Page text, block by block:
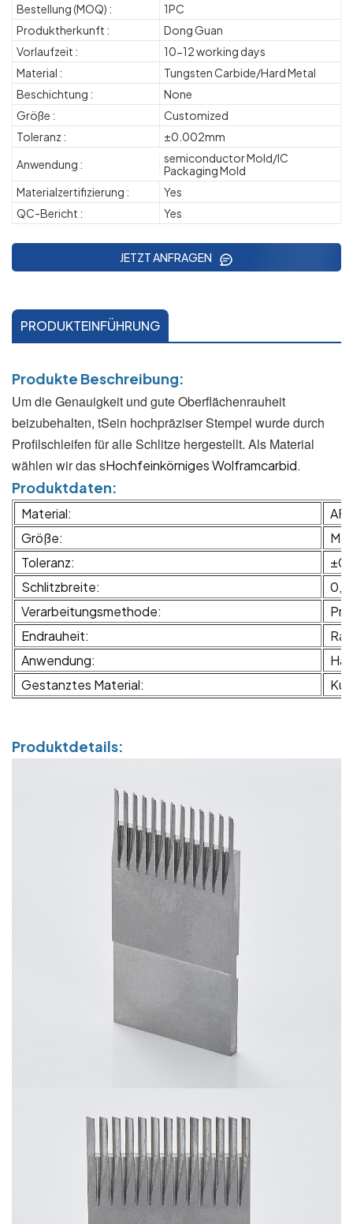
Bestellung (MOQ) :
1PC
Produktherkunft :
Dong Guan
Vorlaufzeit :
10-12 working days
Material :
Tungsten Carbide/Hard Metal
Beschichtung :
None
Größe :
Customized
Toleranz :
±0.002mm
Anwendung :
semiconductor Mold/IC
Packaging Mold
Materialzertifizierung :
Yes
QC-Bericht :
Yes
JETZT ANFRAGEN
PRODUKTEINFÜHRUNG
Produkte Beschreibung:
Um die Genauigkeit und gute Oberflächenrauheit
beizubehalten, tSein hochpräziser Stempel wurde durch
Profilschleifen für alle Schlitze hergestellt. Als Material
wählen wir das sHochfeinkörniges Wolframcarbid.
Produktdaten:
Material:
AF1
Größe:
Toleranz:
Schlitzbreite:
Verarbeitungsmethode:
Endrauheit:
Anwendung:
Gestanztes Material:
Produktdetails: